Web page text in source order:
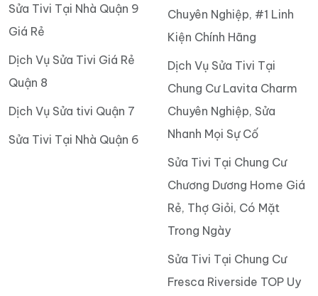
Sửa Tivi Tại Nhà Quận 9
Giá Rẻ
Dịch Vụ Sửa Tivi Giá Rẻ
Quận 8
Dịch Vụ Sửa tivi Quận 7
Sửa Tivi Tại Nhà Quận 6
Chuyên Nghiệp, #1 Linh
Kiện Chính Hãng
Dịch Vụ Sửa Tivi Tại
Chung Cư Lavita Charm
Chuyên Nghiệp, Sửa
Nhanh Mọi Sự Cố
Sửa Tivi Tại Chung Cư
Chương Dương Home Giá
Rẻ, Thợ Giỏi, Có Mặt
Trong Ngày
Sửa Tivi Tại Chung Cư
Fresca Riverside TOP Uy